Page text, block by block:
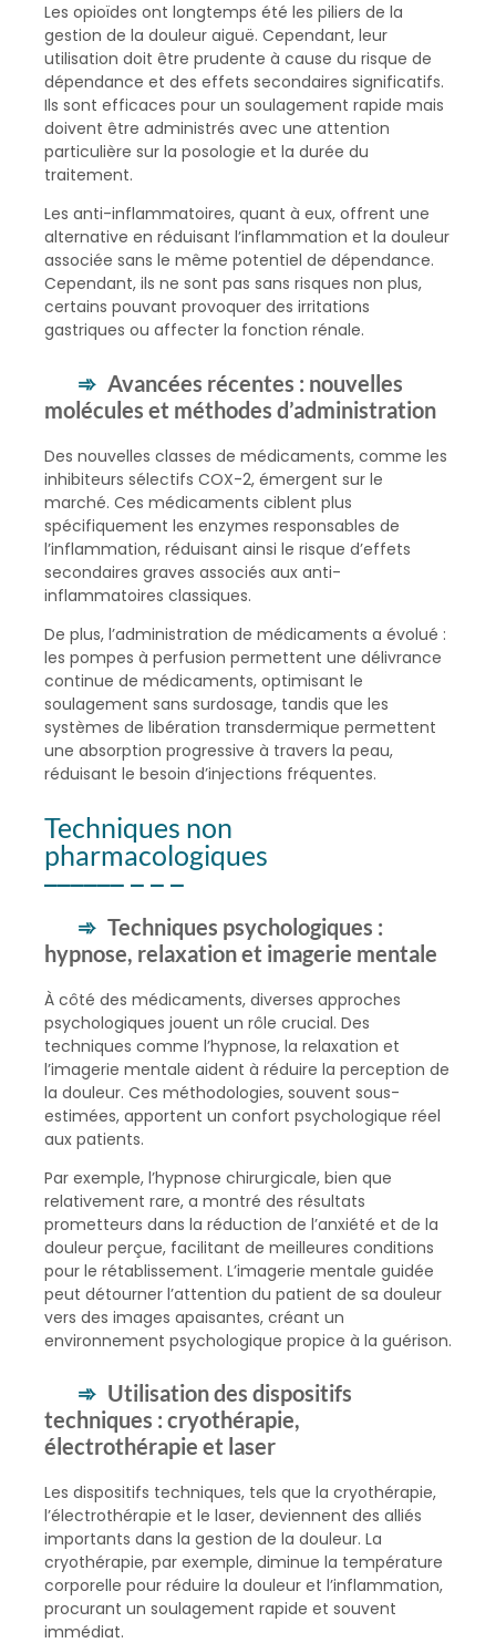
Les opioïdes ont longtemps été les piliers de la
gestion de la douleur aiguë. Cependant, leur
utilisation doit être prudente à cause du risque de
dépendance et des effets secondaires significatifs.
Ils sont efficaces pour un soulagement rapide mais
doivent être administrés avec une attention
particulière sur la posologie et la durée du
traitement.
Les anti-inflammatoires, quant à eux, offrent une
alternative en réduisant l’inflammation et la douleur
associée sans le même potentiel de dépendance.
Cependant, ils ne sont pas sans risques non plus,
certains pouvant provoquer des irritations
gastriques ou affecter la fonction rénale.
Avancées récentes : nouvelles
molécules et méthodes d’administration
Des nouvelles classes de médicaments, comme les
inhibiteurs sélectifs COX-2, émergent sur le
marché. Ces médicaments ciblent plus
spécifiquement les enzymes responsables de
l’inflammation, réduisant ainsi le risque d’effets
secondaires graves associés aux anti-
inflammatoires classiques.
De plus, l’administration de médicaments a évolué :
les pompes à perfusion permettent une délivrance
continue de médicaments, optimisant le
soulagement sans surdosage, tandis que les
systèmes de libération transdermique permettent
une absorption progressive à travers la peau,
réduisant le besoin d’injections fréquentes.
Techniques non
pharmacologiques
Techniques psychologiques :
hypnose, relaxation et imagerie mentale
À côté des médicaments, diverses approches
psychologiques jouent un rôle crucial. Des
techniques comme l’hypnose, la relaxation et
l’imagerie mentale aident à réduire la perception de
la douleur. Ces méthodologies, souvent sous-
estimées, apportent un confort psychologique réel
aux patients.
Par exemple, l’hypnose chirurgicale, bien que
relativement rare, a montré des résultats
prometteurs dans la réduction de l’anxiété et de la
douleur perçue, facilitant de meilleures conditions
pour le rétablissement. L’imagerie mentale guidée
peut détourner l’attention du patient de sa douleur
vers des images apaisantes, créant un
environnement psychologique propice à la guérison.
Utilisation des dispositifs
techniques : cryothérapie,
électrothérapie et laser
Les dispositifs techniques, tels que la cryothérapie,
l’électrothérapie et le laser, deviennent des alliés
importants dans la gestion de la douleur. La
cryothérapie, par exemple, diminue la température
corporelle pour réduire la douleur et l’inflammation,
procurant un soulagement rapide et souvent
immédiat.